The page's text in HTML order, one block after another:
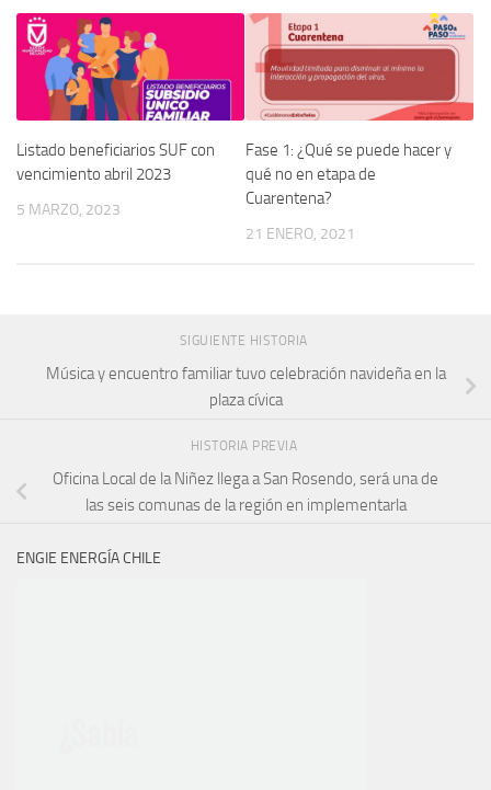
Listado beneficiarios SUF con
vencimiento abril 2023
5 MARZO, 2023
Fase 1: ¿Qué se puede hacer y
qué no en etapa de
Cuarentena?
21 ENERO, 2021
SIGUIENTE HISTORIA
Música y encuentro familiar tuvo celebración navideña en la
plaza cívica
HISTORIA PREVIA
Oficina Local de la Niñez llega a San Rosendo, será una de
las seis comunas de la región en implementarla
ENGIE ENERGÍA CHILE